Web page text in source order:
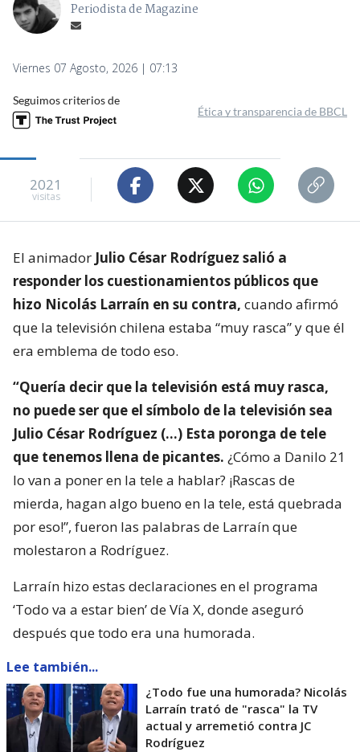
Periodista de Magazine
Viernes 07 Agosto, 2026 | 07:13
Seguimos criterios de
Ética y transparencia de BBCL
2021
visitas
El animador Julio César Rodríguez salió a
responder los cuestionamientos públicos que
hizo Nicolás Larraín en su contra, cuando afirmó
que la televisión chilena estaba “muy rasca” y que él
era emblema de todo eso.
“Quería decir que la televisión está muy rasca,
no puede ser que el símbolo de la televisión sea
Julio César Rodríguez (…) Esta poronga de tele
que tenemos llena de picantes. ¿Cómo a Danilo 21
lo van a poner en la tele a hablar? ¡Rascas de
mierda, hagan algo bueno en la tele, está quebrada
por eso!”, fueron las palabras de Larraín que
molestaron a Rodríguez.
Larraín hizo estas declaraciones en el programa
‘Todo va a estar bien’ de Vía X, donde aseguró
después que todo era una humorada.
Lee también...
¿Todo fue una humorada? Nicolás
Larraín trató de "rasca" la TV
actual y arremetió contra JC
Rodríguez